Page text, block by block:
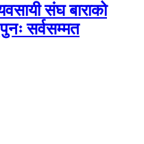
संघ बाराको
सर्वसम्मत